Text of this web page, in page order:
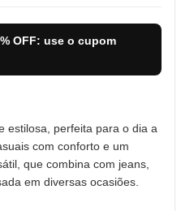
OFF: use o cupom
estilosa, perfeita para o dia a
com conforto e um
que combina com jeans,
em diversas ocasiões.